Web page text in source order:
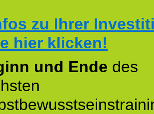
zu Ihrer
hier klicken!
und Ende des